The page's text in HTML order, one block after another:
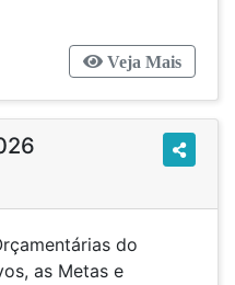
Veja Mais
do
as Metas e